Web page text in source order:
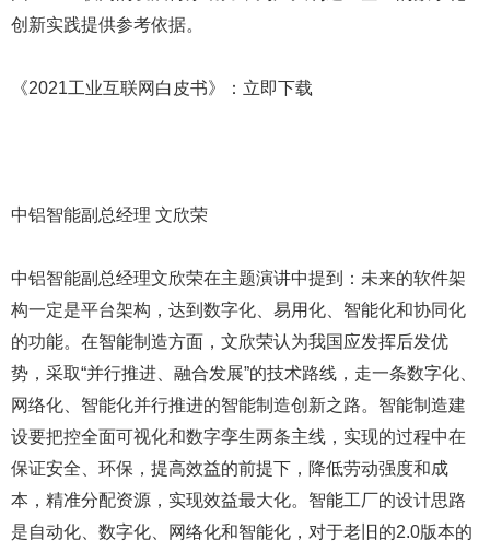
创新实践提供参考依据。
《2021工业互联网白皮书》：立即下载
中铝智能副总经理 文欣荣
中铝智能副总经理文欣荣在主题演讲中提到：未来的软件架
构一定是平台架构，达到数字化、易用化、智能化和协同化
的功能。在智能制造方面，文欣荣认为我国应发挥后发优
势，采取“并行推进、融合发展”的技术路线，走一条数字化、
网络化、智能化并行推进的智能制造创新之路。智能制造建
设要把控全面可视化和数字孪生两条主线，实现的过程中在
保证安全、环保，提高效益的前提下，降低劳动强度和成
本，精准分配资源，实现效益最大化。智能工厂的设计思路
是自动化、数字化、网络化和智能化，对于老旧的2.0版本的